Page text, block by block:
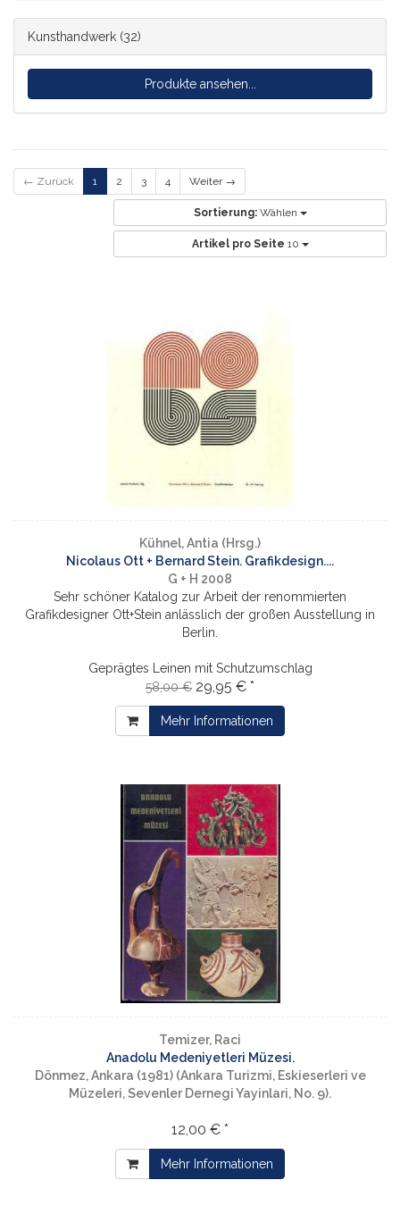
Kunsthandwerk (32)
Produkte ansehen...
← Zurück 1 2 3 4 Weiter →
Sortierung: Wählen
Artikel pro Seite 10
Kühnel, Antia (Hrsg.)
Nicolaus Ott + Bernard Stein. Grafikdesign....
G + H 2008
Sehr schöner Katalog zur Arbeit der renommierten
Grafikdesigner Ott+Stein anlässlich der großen Ausstellung in
Berlin.
Geprägtes Leinen mit Schutzumschlag
58,00 € 29,95 € *
Mehr Informationen
Temizer, Raci
Anadolu Medeniyetleri Müzesi.
Dönmez, Ankara (1981) (Ankara Turizmi, Eskieserleri ve
Müzeleri, Sevenler Dernegi Yayinlari, No. 9).
12,00 € *
Mehr Informationen